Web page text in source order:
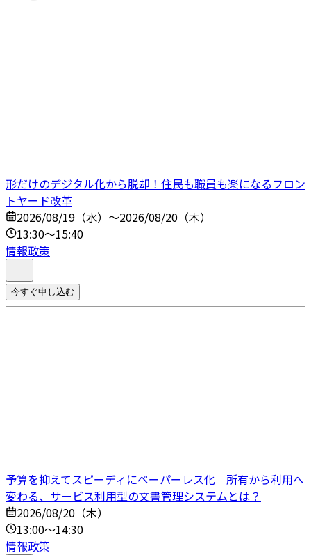
形だけのデジタル化から脱却！住民も職員も楽になるフロン
トヤード改革
2026/08/19（水）～2026/08/20（木）
13:30～15:40
情報政策
今すぐ申し込む
予算を抑えてスピーディにペーパーレス化 所有から利用へ
変わる、サービス利用型の文書管理システムとは？
2026/08/20（木）
13:00～14:30
情報政策